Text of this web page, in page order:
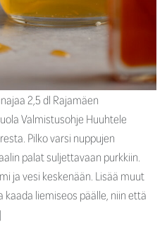
2,5 dl Rajamäen
Valmistusohje Huuhtele
Pilko varsi nuppujen
palat suljettavaan purkkiin.
ja vesi keskenään. Lisää muut
liemiseos päälle, niin että